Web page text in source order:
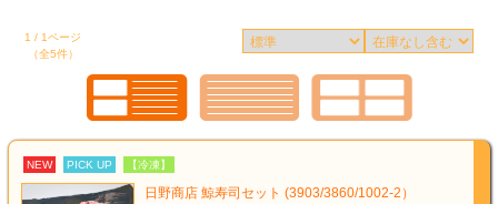
1 / 1ページ
（全5件）
NEW PICK UP 【冷凍】
日野商店 鯨寿司セット (3903/3860/1002-2）